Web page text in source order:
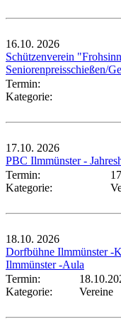
16.10. 2026
Schützenverein
Seniorenpreisschießen/
Termin:
Kategorie:
17.10. 2026
PBC Ilmmünster -
Termin:
Kategorie:
18.10. 2026
Dorfbühne Ilmmünster -
Ilmmünster -Aula
Termin:
Kategorie:
Vereine